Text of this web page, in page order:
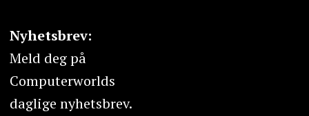
Nyhetsbrev:
Meld deg på
Computerworlds
daglige nyhetsbrev.